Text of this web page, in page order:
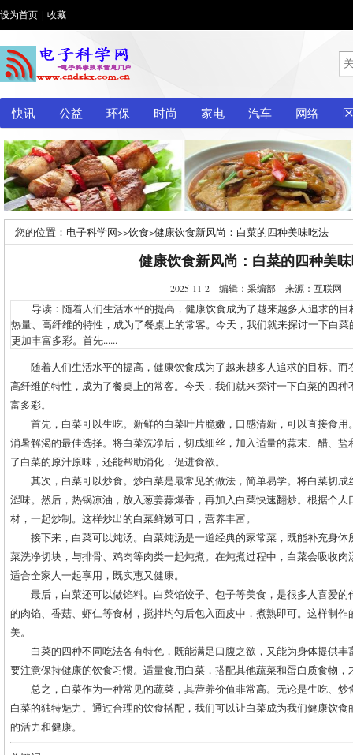
设为首页 收藏
快讯 公益 环保 时尚 家电 汽车 网络
您的位置： 电子科学网>>饮食>健康饮食新风尚：白菜的四种美味吃法
健康饮食新风尚：白菜的四种美
2025-11-2 编辑：采编部 来源：互联网
导读：随着人们生活水平的提高，健康饮食成为了越来越多人追求的目
热量、高纤维的特性，成为了餐桌上的常客。今天，我们就来探讨一下白
更加丰富多彩。首先......
随着人们生活水平的提高，健康饮食成为了越来越多人追求的目标。
高纤维的特性，成为了餐桌上的常客。今天，我们就来探讨一下白菜的四
富多彩。
首先，白菜可以生吃。新鲜的白菜叶片脆嫩，口感清新，可以直接食
消暑解渴的最佳选择。将白菜洗净后，切成细丝，加入适量的蒜末、醋、
了白菜的原汁原味，还能帮助消化，促进食欲。
其次，白菜可以炒食。炒白菜是最常见的做法，简单易学。将白菜切
涩味。然后，热锅凉油，放入葱姜蒜爆香，再加入白菜快速翻炒。根据个
材，一起炒制。这样炒出的白菜鲜嫩可口，营养丰富。
接下来，白菜可以炖汤。白菜炖汤是一道经典的家常菜，既能补充身
菜洗净切块，与排骨、鸡肉等肉类一起炖煮。在炖煮过程中，白菜会吸收
适合全家人一起享用，既实惠又健康。
最后，白菜还可以做馅料。白菜馅饺子、包子等美食，是很多人喜爱
的肉馅、香菇、虾仁等食材，搅拌均匀后包入面皮中，煮熟即可。这样制
美。
白菜的四种不同吃法各有特色，既能满足口腹之欲，又能为身体提供
要注意保持健康的饮食习惯。适量食用白菜，搭配其他蔬菜和蛋白质食物
总之，白菜作为一种常见的蔬菜，其营养价值非常高。无论是生吃、
白菜的独特魅力。通过合理的饮食搭配，我们可以让白菜成为我们健康饮
的活力和健康。